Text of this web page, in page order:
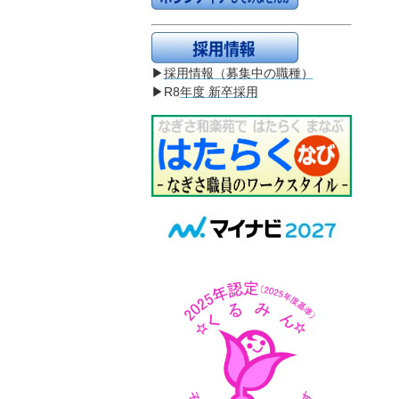
▶採用情報（募集中の職種）
▶R8年度 新卒採用